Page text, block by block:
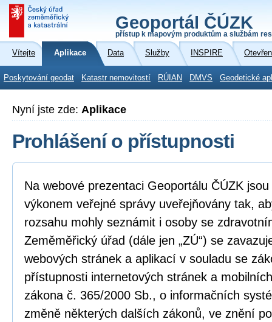
Geoportál ČÚZK
přístup k mapovým produktům a službám
Vítejte Aplikace Data Služby INSPIRE
Poskytování geodat Katastr nemovitostí RÚIAN DMVS Geodetické
Nyní jste zde: Aplikace
Prohlášení o přístupnosti
Na webové prezentaci Geoportálu ČÚZK
výkonem veřejné správy uveřejňovány tak,
rozsahu mohly seznámit i osoby se
Zeměměřický úřad (dále jen „ZÚ“) se
webových stránek a aplikací v souladu se
přístupnosti internetových stránek a
zákona č. 365/2000 Sb., o informačních
změně některých dalších zákonů, ve znění